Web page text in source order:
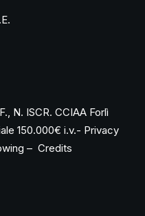
N. ISCR. CCIAA Forlì
150.000€ i.v.- Privacy
– Credits